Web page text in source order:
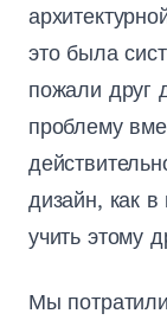
это была
пожали друг
проблему
дизайн, как
учить этому
Мы